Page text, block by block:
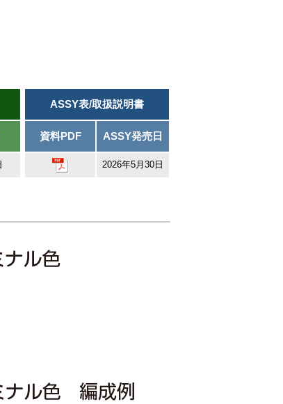
ASSY表/取扱説明書
資料PDF ASSY発売日
2026年5月30日